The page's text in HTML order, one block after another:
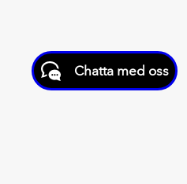
Chatta med oss